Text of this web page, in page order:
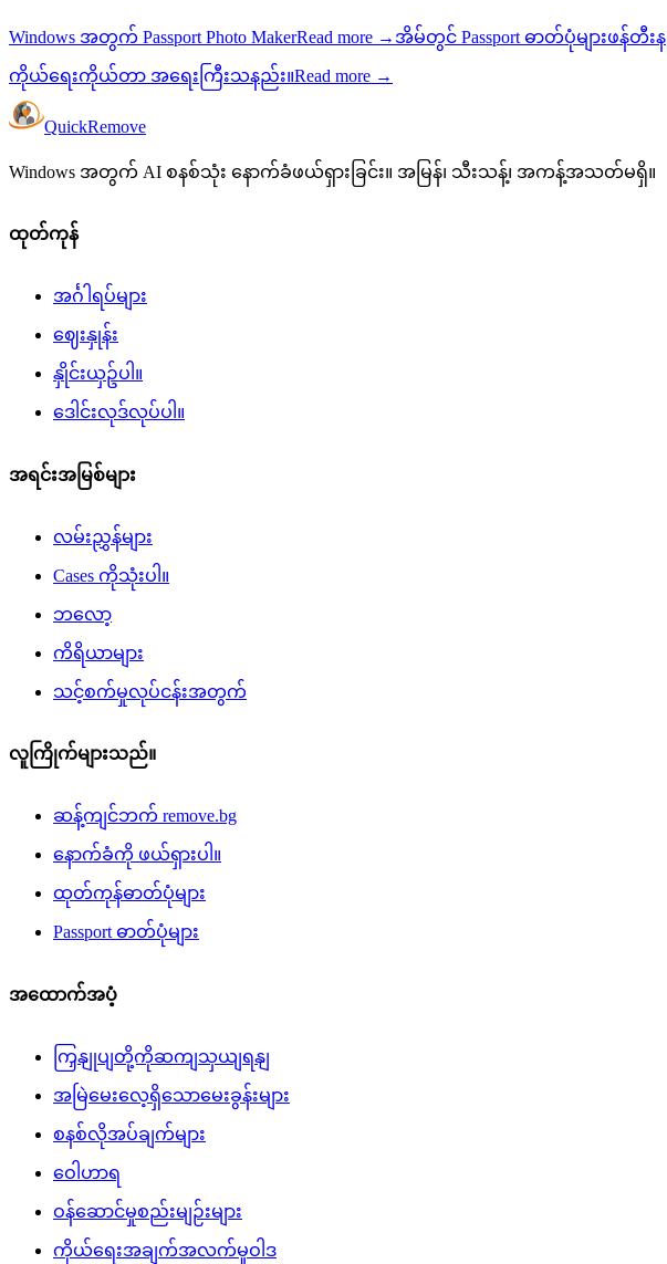
Windows အတွက် Passport Photo MakerRead more → အိမ်တွင် Passport ဓာတ်ပုံများဖန်တီး
ကိုယ်ရေးကိုယ်တာ အရေးကြီးသနည်း။Read more →
QuickRemove
Windows အတွက် AI စနစ်သုံး နောက်ခံဖယ်ရှားခြင်း။ အမြန်၊ သီးသန့်၊ အကန့်အသတ်မရှိ။
ထုတ်ကုန်
အင်္ဂါရပ်များ
ဈေးနှုန်း
နှိုင်းယှဥ်ပါ။
ဒေါင်းလုဒ်လုပ်ပါ။
အရင်းအမြစ်များ
လမ်းညွှန်များ
Cases ကိုသုံးပါ။
ဘလော့
ကိရိယာများ
သင့်စက်မှုလုပ်ငန်းအတွက်
လူကြိုက်များသည်။
ဆန့်ကျင်ဘက် remove.bg
နောက်ခံကို ဖယ်ရှားပါ။
ထုတ်ကုန်ဓာတ်ပုံများ
Passport ဓာတ်ပုံများ
အထောက်အပံ့
ကြှနျုပျတို့ကိုဆကျသှယျရနျ
အမြဲမေးလေ့ရှိသောမေးခွန်းများ
စနစ်လိုအပ်ချက်များ
ဝေါဟာရ
ဝန်ဆောင်မှုစည်းမျဉ်းများ
ကိုယ်ရေးအချက်အလက်မူဝါဒ